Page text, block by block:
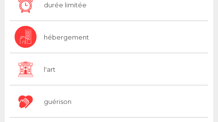
durée limitée
hébergement
l'art
guérison